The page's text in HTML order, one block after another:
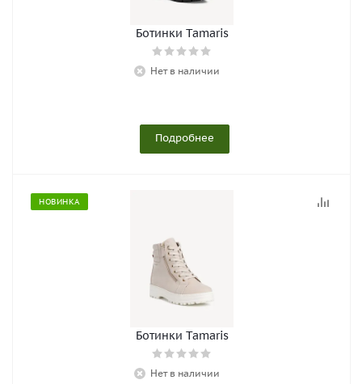
Ботинки Tamaris
Нет в наличии
Подробнее
НОВИНКА
Ботинки Tamaris
Нет в наличии